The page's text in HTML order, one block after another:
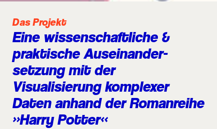
Das Projekt
Eine wissen­schaftliche &
praktische Auseinander­
setzung mit der
Visualisierung komplexer
Daten anhand der Roman­reihe
»Harry Potter«